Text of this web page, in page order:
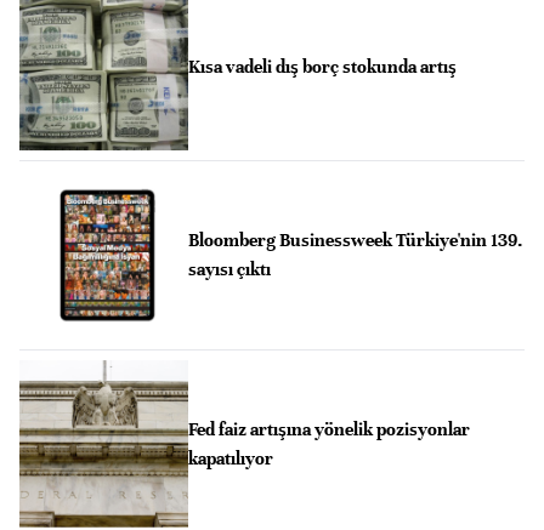
Kısa vadeli dış borç stokunda artış
Bloomberg Businessweek Türkiye'nin 139.
sayısı çıktı
Fed faiz artışına yönelik pozisyonlar
kapatılıyor